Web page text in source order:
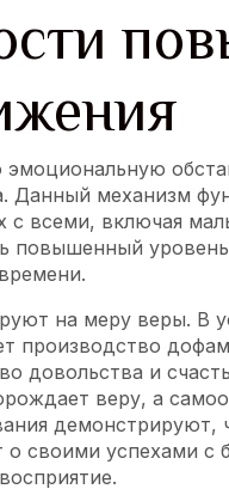
Данный механизм
с всеми, включая
повышенный
на меру веры. В
производство
довольства и
веру, а
демонстрируют,
своими успехами с